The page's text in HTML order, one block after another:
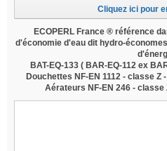
Cliquez ici pour
ECOPERL France ® référence
d'économie d'eau dit hydro-
BAT-EQ-133 ( BAR-EQ-112 ex
Douchettes NF-EN 1112 - classe
Aérateurs NF-EN 246 -